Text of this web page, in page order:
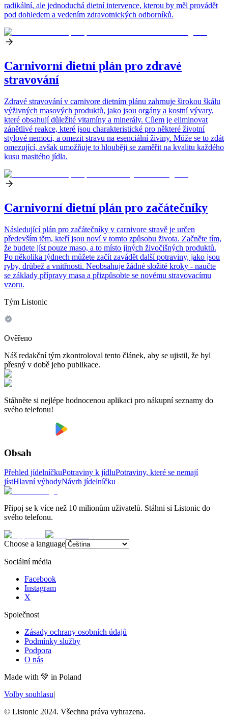
radikální, ale jednoduchá dietní intervence, kterou by měl provádět
pod dohledem a vedením zdravotnických odborníků.
Carnivorní dietní plán pro zdravé
stravování
Zdravé stravování v carnivore dietním plánu zahrnuje širokou škálu
výživných masových produktů, jako jsou orgány a kostní vývary,
které obsahují důležité vitamíny a minerály. Cílem je eliminovat
zánětlivé reakce, které jsou charakteristické pro některé životní
stylové nemoci, a omezit stravu na esenciální živiny. Může se to zdát
omezující, avšak umožňuje to hlouběji se zaměřit na kvalitu každého
kusu masitého jídla.
Carnivorní dietní plán pro začátečníky
Následující plán pro začátečníky v carnivore stravě je určen
především těm, kteří jsou noví v tomto způsobu života. Začněte tím,
že budete jíst pouze maso, a to místo jiných živočišných produktů.
Po několika týdnech můžete začít zavádět další potraviny, jako jsou
ryby, drůbež a vnitřnosti. Neobsahuje žádné složité kroky - naučte
se základy přípravy masa a přizpůsobte se novému stravovacímu
vzoru.
Tým Listonic
Ověřeno
Náš redakční tým zkontroloval tento článek, aby se ujistil, že byl
přesný v době jeho publikace.
Stáhněte si nejlépe hodnocenou aplikaci pro nákupní seznamy do
svého telefonu!
Obsah
Přehled jídelníčkuPotraviny k jídluPotraviny, které se nemají
jístHlavní výhodyNávrh jídelníčku
Připoj se k více než 10 milionům uživatelů. Stáhni si Listonic do
svého telefonu.
Choose a language
Sociální média
Facebook
Instagram
X
Společnost
Zásady ochrany osobních údajů
Podmínky služby
Podpora
O nás
Made with 💚 in Poland
Volby souhlasu|
© Listonic 2024. Všechna práva vyhrazena.